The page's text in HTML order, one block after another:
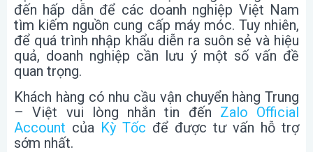
đến hấp dẫn để các doanh nghiệp Việt Nam
tìm kiếm nguồn cung cấp máy móc. Tuy nhiên,
để quá trình nhập khẩu diễn ra suôn sẻ và hiệu
quả, doanh nghiệp cần lưu ý một số vấn đề
quan trọng.
Khách hàng có nhu cầu vận chuyển hàng Trung
– Việt vui lòng nhắn tin đến Zalo Official
Account của Kỳ Tốc để được tư vấn hỗ trợ
sớm nhất.